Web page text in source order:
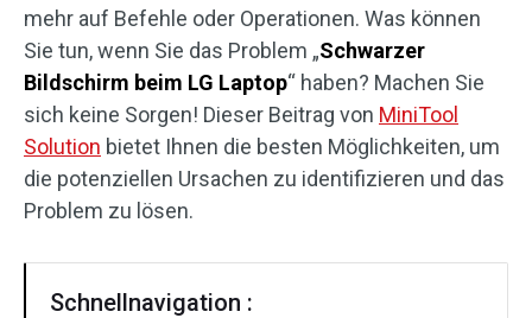
mehr auf Befehle oder Operationen. Was können
Sie tun, wenn Sie das Problem „Schwarzer
Bildschirm beim LG Laptop“ haben? Machen Sie
sich keine Sorgen! Dieser Beitrag von MiniTool
Solution bietet Ihnen die besten Möglichkeiten, um
die potenziellen Ursachen zu identifizieren und das
Problem zu lösen.
Schnellnavigation :